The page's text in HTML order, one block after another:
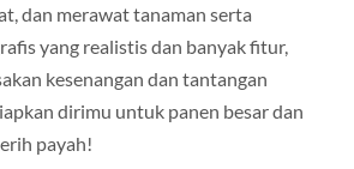
dan merawat tanaman serta
yang realistis dan banyak fitur,
kesenangan dan tantangan
dirimu untuk panen besar dan
payah!